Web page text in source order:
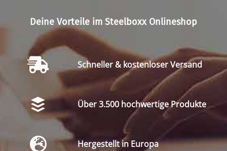
Deine Vorteile im Steelboxx Onlineshop
Schneller & kostenloser Versand
Über 3.500 hochwertige Produkte
Hergestellt in Europa